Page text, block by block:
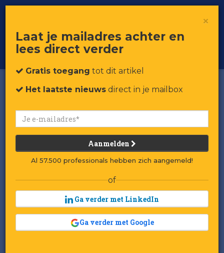
Voor professionals in retail & brands
Toggle
×
Laat je mailadres achter en
lees direct verder
Gratis toegang tot dit artikel
Het laatste nieuws direct in je mailbox
Aanmelden
Al 57.500 professionals hebben zich aangemeld!
of
Ga verder met LinkedIn
Ga verder met Google